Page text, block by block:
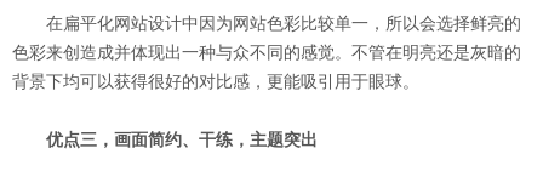
在扁平化网站设计中因为网站色彩比较单一，所以会选择鲜亮的
色彩来创造成并体现出一种与众不同的感觉。不管在明亮还是灰暗的
背景下均可以获得很好的对比感，更能吸引用于眼球。
优点三，画面简约、干练，主题突出